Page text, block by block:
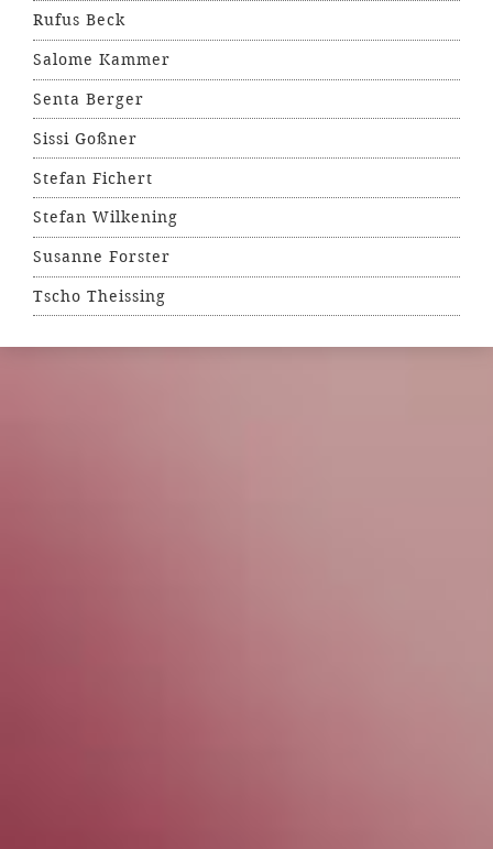
Rufus Beck
Salome Kammer
Senta Berger
Sissi Goßner
Stefan Fichert
Stefan Wilkening
Susanne Forster
Tscho Theissing